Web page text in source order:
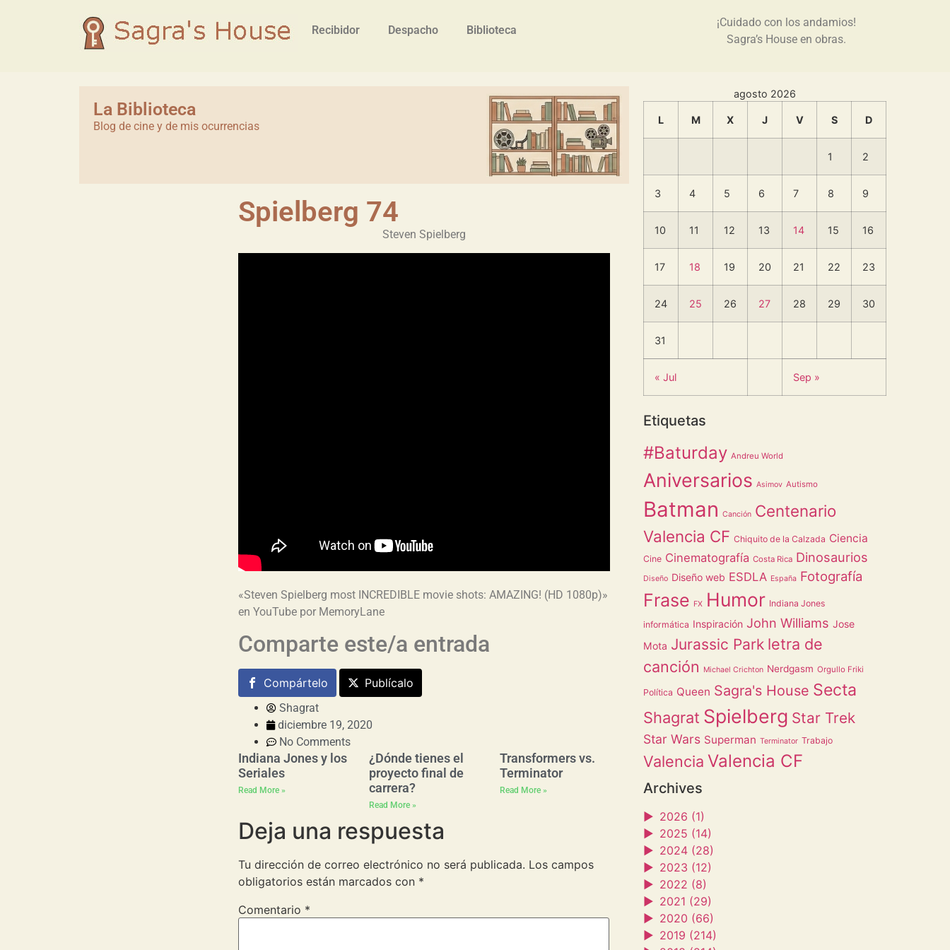
Recibidor Despacho Biblioteca
¡Cuidado con los andamios!
Sagra’s House en obras.
La Biblioteca
Blog de cine y de mis ocurrencias
Spielberg 74
Steven Spielberg
«Steven Spielberg most INCREDIBLE movie shots: AMAZING! (HD 1080p)»
en YouTube por MemoryLane
Comparte este/a entrada
Compártelo Publícalo
Shagrat
diciembre 19, 2020
No Comments
Indiana Jones y los
Seriales
Read More »
¿Dónde tienes el
proyecto final de
carrera?
Read More »
Transformers vs.
Terminator
Read More »
Deja una respuesta
Tu dirección de correo electrónico no será publicada. Los campos
obligatorios están marcados con *
Comentario *
agosto 2026
L M X J V S D
1 2
3 4 5 6 7 8 9
10 11 12 13 14 15 16
17 18 19 20 21 22 23
24 25 26 27 28 29 30
31
« Jul Sep »
Etiquetas
#Baturday Andreu World
Aniversarios Asimov Autismo
Batman Canción Centenario
Valencia CF Chiquito de la Calzada Ciencia
Cine Cinematografía Costa Rica Dinosaurios
Diseño Diseño web ESDLA España Fotografía
Frase FX Humor Indiana Jones
informática Inspiración John Williams Jose
Mota Jurassic Park letra de
canción
Michael Crichton Nerdgasm Orgullo Friki
Política Queen Sagra's House Secta
Shagrat Spielberg Star Trek
Star Wars Superman Terminator Trabajo
Valencia Valencia CF
Archives
► 2026 (1)
► 2025 (14)
► 2024 (28)
► 2023 (12)
► 2022 (8)
► 2021 (29)
► 2020 (66)
► 2019 (214)